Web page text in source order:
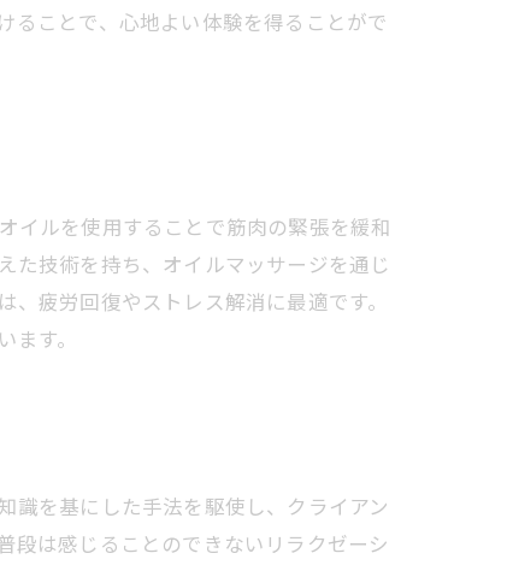
ることで、心地よい体験を得ることがで
イルを使用することで筋肉の緊張を緩和
た技術を持ち、オイルマッサージを通じ
疲労回復やストレス解消に最適です。
す。
識を基にした手法を駆使し、クライアン
段は感じることのできないリラクゼーシ